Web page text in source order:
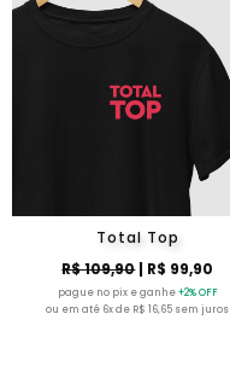
Total Top
R$ 109,90| R$ 99,90
pague no pix e ganhe+2% OFF
ou em até 6x de R$ 16,65 sem juros